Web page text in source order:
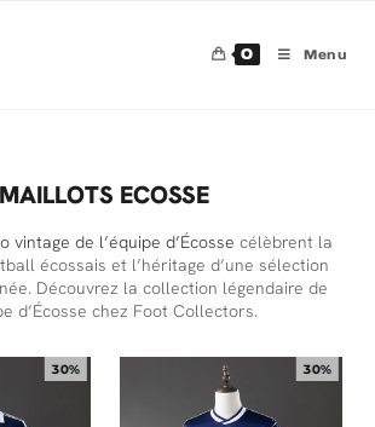
0 Menu
MAILLOTS ECOSSE
vintage de l’équipe d’Écosse célèbrent la
écossais et l’héritage d’une sélection
Découvrez la collection légendaire de
d’Écosse chez Foot Collectors.
30% 30%